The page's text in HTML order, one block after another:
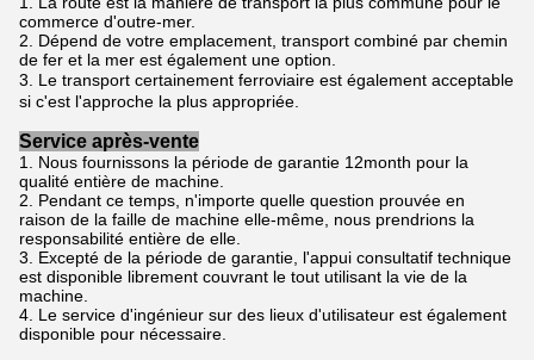
commerce d'outre-mer.
2. Dépend de votre emplacement, transport combiné par chemin
de fer et la mer est également une option.
3. Le transport certainement ferroviaire est également acceptable
si c'est l'approche la plus appropriée.
Service après-vente
1. Nous fournissons la période de garantie 12month pour la
qualité entière de machine.
2. Pendant ce temps, n'importe quelle question prouvée en
raison de la faille de machine elle-même, nous prendrions la
responsabilité entière de elle.
3. Excepté de la période de garantie, l'appui consultatif technique
est disponible librement couvrant le tout utilisant la vie de la
machine.
4. Le service d'ingénieur sur des lieux d'utilisateur est également
disponible pour nécessaire.